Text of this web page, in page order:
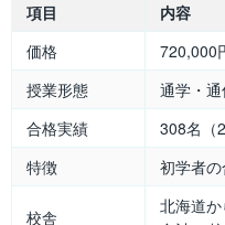
項目
内容
価格
720,000
授業形態
通学・
合格実績
308名（
特徴
初学者
校舎
北海道